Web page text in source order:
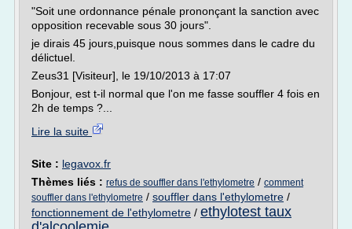
"Soit une ordonnance pénale prononçant la sanction avec
opposition recevable sous 30 jours".
je dirais 45 jours,puisque nous sommes dans le cadre du
délictuel.
Zeus31 [Visiteur], le 19/10/2013 à 17:07
Bonjour, est t-il normal que l'on me fasse souffler 4 fois en
2h de temps ?...
Lire la suite
Site : legavox.fr
Thèmes liés : refus de souffler dans l'ethylometre / comment
souffler dans l'ethylometre / souffler dans l'ethylometre /
fonctionnement de l'ethylometre / ethylotest taux